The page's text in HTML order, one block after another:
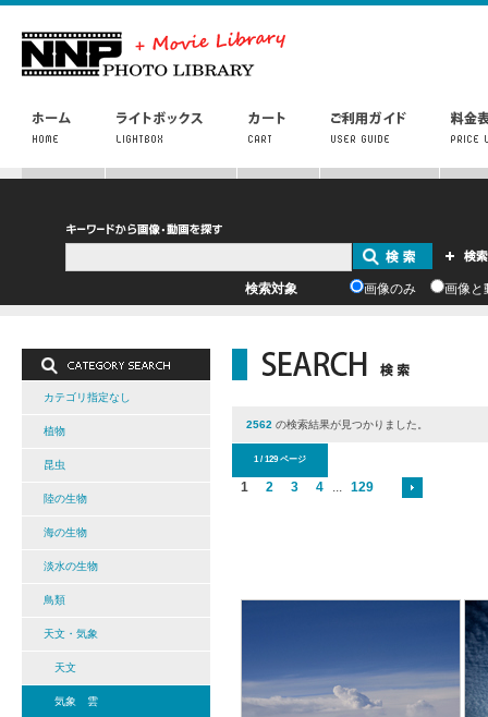
検索対象 画像のみ 画像と
カテゴリ指定なし
植物
昆虫
陸の生物
海の生物
淡水の生物
鳥類
天文・気象
天文
気象 雲
2562 の検索結果が見つかりました。
1 / 129 ページ
1 2 3 4 ... 129